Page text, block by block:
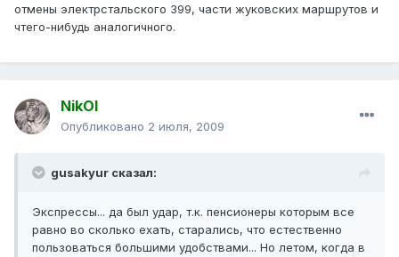
отмены электрстальского 399, части жуковских маршрутов и
чтего-нибудь аналогичного.
NikOl
Опубликовано 2 июля, 2009
gusakyur сказал:
Экспрессы... да был удар, т.к. пенсионеры которым все
равно во сколько ехать, старались, что естественно
пользоваться большими удобствами... Но летом, когда в